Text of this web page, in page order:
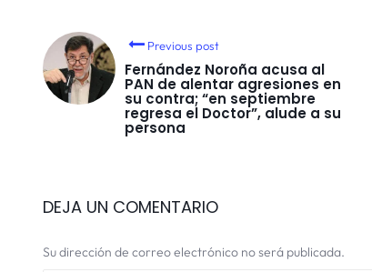
Previous post
Fernández Noroña acusa al
PAN de alentar agresiones en
su contra; “en septiembre
regresa el Doctor”, alude a su
persona
DEJA UN COMENTARIO
Su dirección de correo electrónico no será publicada.